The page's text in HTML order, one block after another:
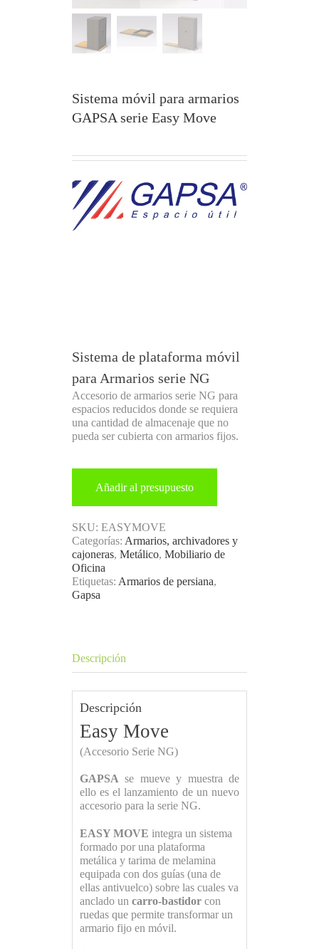
Sistema móvil para armarios
GAPSA serie Easy Move
Sistema de plataforma móvil
para Armarios serie NG
Accesorio de armarios serie NG para
espacios reducidos donde se requiera
una cantidad de almacenaje que no
pueda ser cubierta con armarios fijos.
Añadir al presupuesto
SKU: EASYMOVE
Categorías: Armarios, archivadores y
cajoneras, Metálico, Mobiliario de
Oficina
Etiquetas: Armarios de persiana,
Gapsa
Descripción
Descripción
Easy Move
(Accesorio Serie NG)
GAPSA se mueve y muestra de
ello es el lanzamiento de un nuevo
accesorio para la serie NG.
EASY MOVE integra un sistema
formado por una plataforma
metálica y tarima de melamina
equipada con dos guías (una de
ellas antivuelco) sobre las cuales va
anclado un carro-bastidorcon
ruedas que permite transformar un
armario fijo en móvil.